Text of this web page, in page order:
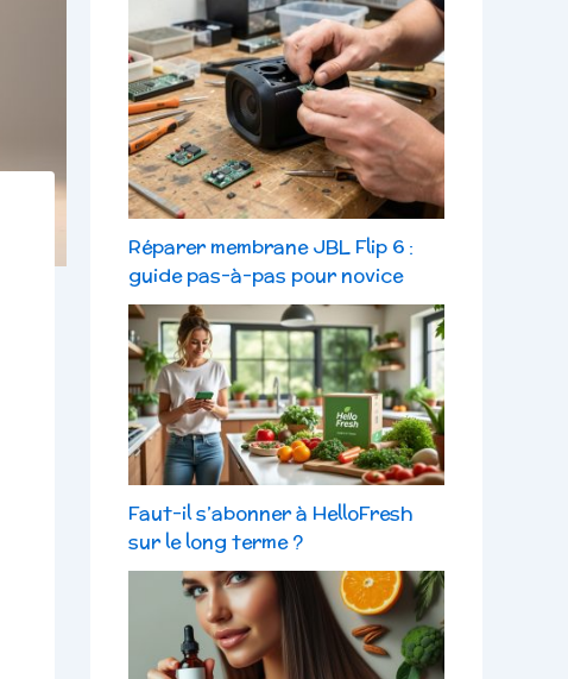
Réparer membrane JBL Flip 6 :
guide pas-à-pas pour novice
Faut-il s’abonner à HelloFresh
sur le long terme ?